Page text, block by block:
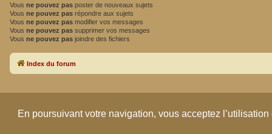
En poursuivant votre navigation, vous acceptez l’utilisation
Vous ne pouvez pas poster de nouveaux sujets
Vous ne pouvez pas répondre aux sujets
Vous ne pouvez pas modifier vos messages
Vous ne pouvez pas supprimer vos messages
Vous ne pouvez pas joindre des fichiers
Index du forum